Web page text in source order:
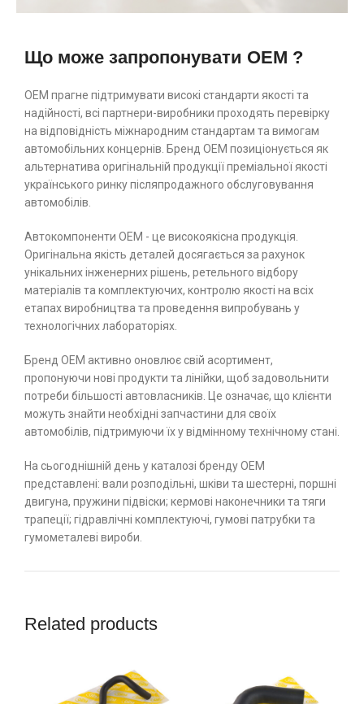
Що може запропонувати OEM ?
ОЕМ прагне підтримувати високі стандарти якості та
надійності, всі партнери-виробники проходять перевірку
на відповідність міжнародним стандартам та вимогам
автомобільних концернів. Бренд ОЕМ позиціонується як
альтернатива оригінальній продукції преміальної якості
українського ринку післяпродажного обслуговування
автомобілів.
Автокомпоненти ОЕМ - це високоякісна продукція.
Оригінальна якість деталей досягається за рахунок
унікальних інженерних рішень, ретельного відбору
матеріалів та комплектуючих, контролю якості на всіх
етапах виробництва та проведення випробувань у
технологічних лабораторіях.
Бренд ОЕМ активно оновлює свій асортимент,
пропонуючи нові продукти та лінійки, щоб задовольнити
потреби більшості автовласників. Це означає, що клієнти
можуть знайти необхідні запчастини для своїх
автомобілів, підтримуючи їх у відмінному технічному стані.
На сьогоднішній день у каталозі бренду ОЕМ
представлені: вали розподільні, шківи та шестерні, поршні
двигуна, пружини підвіски; кермові наконечники та тяги
трапеції; гідравлічні комплектуючі, гумові патрубки та
гумометалеві вироби.
Related products